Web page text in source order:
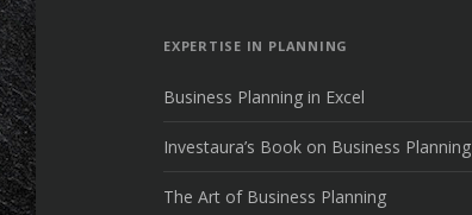
EXPERTISE IN PLANNING
Business Planning in Excel
Investaura’s Book on Business Planning
The Art of Business Planning